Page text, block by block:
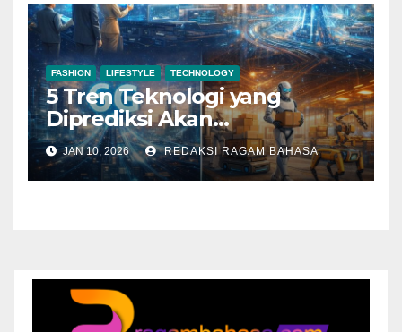
FASHION LIFESTYLE TECHNOLOGY
5 Tren Teknologi yang
Diprediksi Akan
Mendominasi Tahun 2026
JAN 10, 2026 REDAKSI RAGAM BAHASA